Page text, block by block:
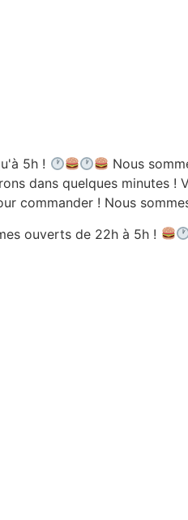
5h !
Nous
dans quelques minutes
commander ! Nous
ouverts de 22h à 5h !